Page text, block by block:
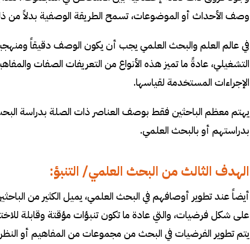
وصف الأحداث أو الموضوعات، تسمح الطريقة الوصفية بدلاً
في عالم العلم والبحث العلمي يجب أن يكون الوصف دقيقاً
التشغيلي، عادةً ما تميز هذه الأنواع من التعريفات الصفات
الإجراءات المستخدمة لقياسها.
يهتم معظم الباحثين فقط بوصف العناصر ذات الصلة بدراسة
بدراستهم أو بالبحث العلمي.
الهدف الثالث من البحث العلمي/ التنبؤ:
أيضاً عند تطوير أوصافهم في البحث العلمي، يميل الكثير من
على شكل فرضيات، والتي عادة ما تكون تنبؤات مؤقتة وقابلة
يتم تطوير الفرضيات في البحث من مجموعات من المفاهيم أو